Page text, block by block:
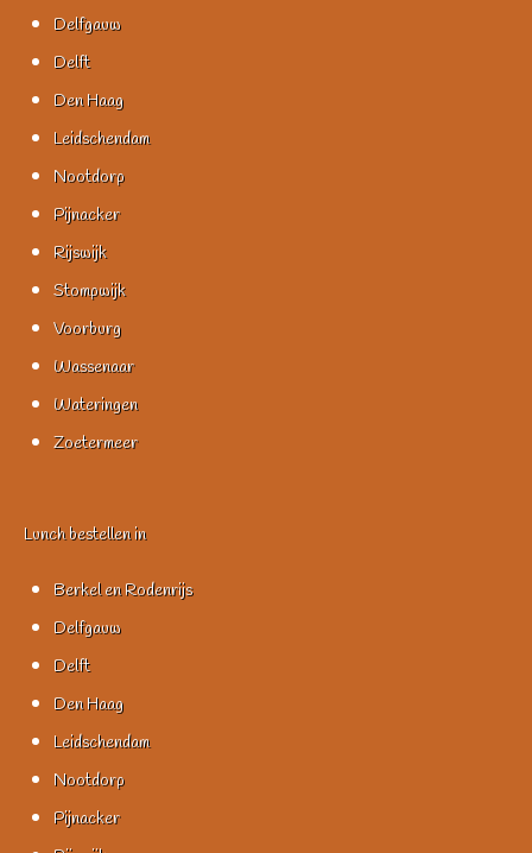
Delfgauw
Delft
Den Haag
Leidschendam
Nootdorp
Pijnacker
Rijswijk
Stompwijk
Voorburg
Wassenaar
Wateringen
Zoetermeer
Lunch bestellen in
Berkel en Rodenrijs
Delfgauw
Delft
Den Haag
Leidschendam
Nootdorp
Pijnacker